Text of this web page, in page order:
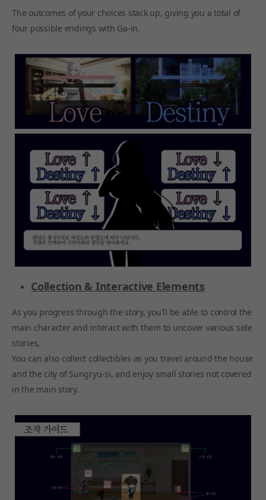
The outcomes of your choices stack up, giving you a total of
four possible endings with Ga-in.
Collection & Interactive Elements
As you progress through the story, you'll be able to control the
main character and interact with them to uncover various side
stories,
You can also collect collectibles as you travel around the house
and the city of Sungryu-si, and enjoy small stories not covered
in the main story.